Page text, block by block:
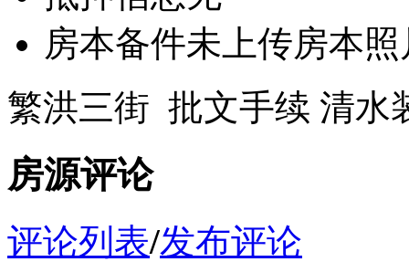
房本备件未上传房本照
繁洪三街 批文手续 清水
房源评论
评论列表/发布评论